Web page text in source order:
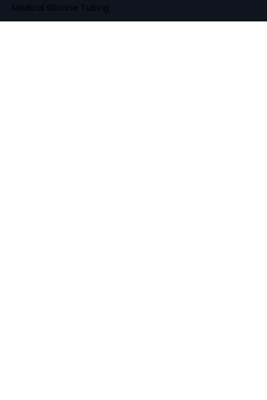
Medical Silicone Tubing